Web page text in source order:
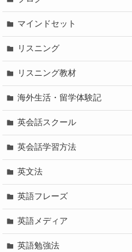
マインドセット
リスニング
リスニング教材
海外生活・留学体験記
英会話スクール
英会話学習方法
英文法
英語フレーズ
英語メディア
英語勉強法